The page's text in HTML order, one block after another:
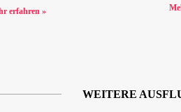
erfahren »
WEITERE